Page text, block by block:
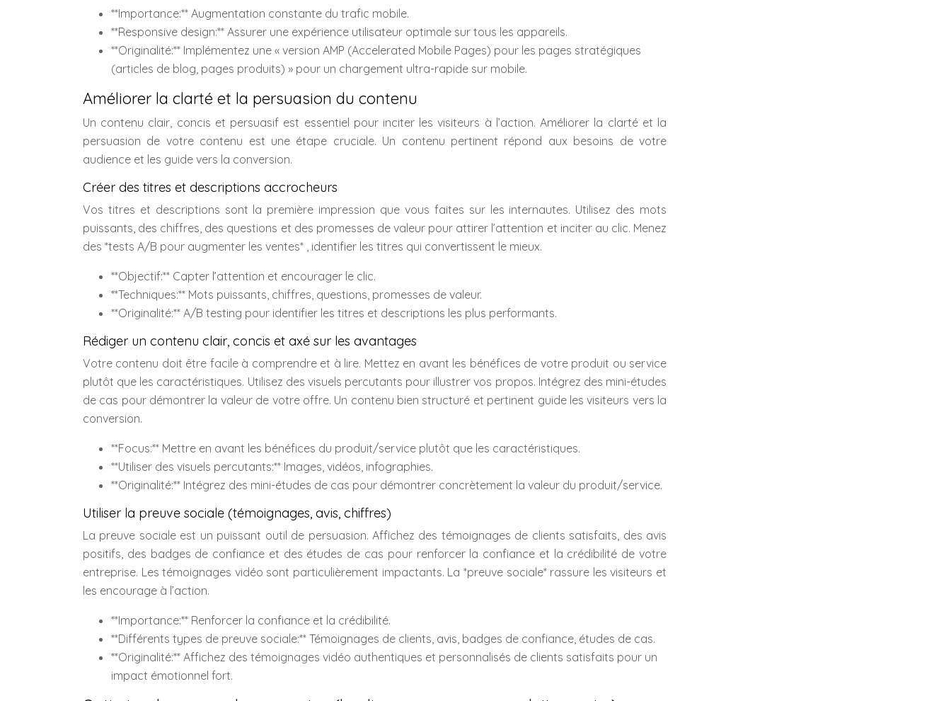
**Importance:** Augmentation constante du trafic mobile.
**Responsive design:** Assurer une expérience utilisateur optimale sur tous les appareils.
**Originalité:** Implémentez une « version AMP (Accelerated Mobile Pages) pour les pages stratégiques
(articles de blog, pages produits) » pour un chargement ultra-rapide sur mobile.
Améliorer la clarté et la persuasion du contenu
Un contenu clair, concis et persuasif est essentiel pour inciter les visiteurs à l’action. Améliorer la clarté et la
persuasion de votre contenu est une étape cruciale. Un contenu pertinent répond aux besoins de votre
audience et les guide vers la conversion.
Créer des titres et descriptions accrocheurs
Vos titres et descriptions sont la première impression que vous faites sur les internautes. Utilisez des mots
puissants, des chiffres, des questions et des promesses de valeur pour attirer l’attention et inciter au clic. Menez
des *tests A/B pour augmenter les ventes* , identifier les titres qui convertissent le mieux.
**Objectif:** Capter l’attention et encourager le clic.
**Techniques:** Mots puissants, chiffres, questions, promesses de valeur.
**Originalité:** A/B testing pour identifier les titres et descriptions les plus performants.
Rédiger un contenu clair, concis et axé sur les avantages
Votre contenu doit être facile à comprendre et à lire. Mettez en avant les bénéfices de votre produit ou service
plutôt que les caractéristiques. Utilisez des visuels percutants pour illustrer vos propos. Intégrez des mini-études
de cas pour démontrer la valeur de votre offre. Un contenu bien structuré et pertinent guide les visiteurs vers la
conversion.
**Focus:** Mettre en avant les bénéfices du produit/service plutôt que les caractéristiques.
**Utiliser des visuels percutants:** Images, vidéos, infographies.
**Originalité:** Intégrez des mini-études de cas pour démontrer concrètement la valeur du produit/service.
Utiliser la preuve sociale (témoignages, avis, chiffres)
La preuve sociale est un puissant outil de persuasion. Affichez des témoignages de clients satisfaits, des avis
positifs, des badges de confiance et des études de cas pour renforcer la confiance et la crédibilité de votre
entreprise. Les témoignages vidéo sont particulièrement impactants. La *preuve sociale* rassure les visiteurs et
les encourage à l’action.
**Importance:** Renforcer la confiance et la crédibilité.
**Différents types de preuve sociale:** Témoignages de clients, avis, badges de confiance, études de cas.
**Originalité:** Affichez des témoignages vidéo authentiques et personnalisés de clients satisfaits pour un
impact émotionnel fort.